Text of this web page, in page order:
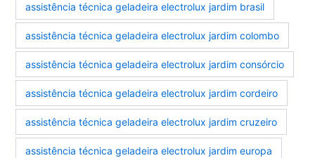
assistência técnica geladeira electrolux jardim brasil
assistência técnica geladeira electrolux jardim colombo
assistência técnica geladeira electrolux jardim consórcio
assistência técnica geladeira electrolux jardim cordeiro
assistência técnica geladeira electrolux jardim cruzeiro
assistência técnica geladeira electrolux jardim europa